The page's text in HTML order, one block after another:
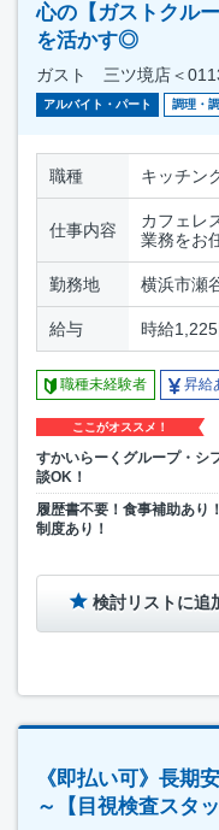
心の【ガストクル
を活かす◎
ガスト 三ツ境店＜
アルバイト・パート 調理・
職種 キッチン
仕事内容
カフェレ
業務をお
勤務地 横浜市瀬
給与 時給1,225
職種未経験者 昇給
ここがオススメ！
すかいらーくグループ・シ
談OK！
履歴書不要！食事補助あり
制度あり！
検討リストに追
《即払い可》長期
～【目視検査スタ